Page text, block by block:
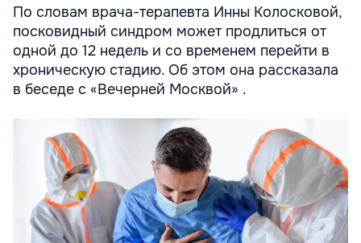
По словам врача-терапевта Инны Колосковой,
посковидный синдром может продлиться от
одной до 12 недель и со временем перейти в
хроническую стадию. Об этом она рассказала
в беседе c «Вечерней Москвой» .